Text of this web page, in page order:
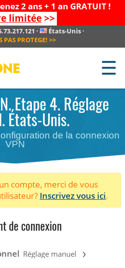
2 ans + 1 an GRATUIT !
limitée>>
· États-Unis ·
PAS PROTEGE! >>
☰
Etape 4. Réglage
États-Unis.
de la connexion
VPN
compte, merci de vous
Inscrivez vous ici.
de connexion
Réglage manuel ›